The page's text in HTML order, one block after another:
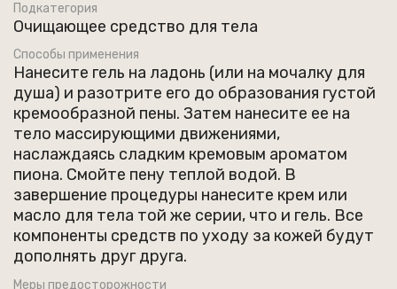
Кокосульфат натрия, входящий в состав, отвечает
за деликатную пену и бережное действие на кожу.
Этот компонент является природной
альтернативой сульфатам, обеспечивая не только
высокую эффективность, но и безопасность.
Пользуясь таким гелем, вы выбираете путь к
здоровью без вреда для окружающей среды.
Рекомендуется для использования как в домашних
условиях, так и в профессиональных салонах.
Подкатегория
Очищающее средство для тела
Способы применения
Нанесите гель на ладонь (или на мочалку для
душа) и разотрите его до образования густой
кремообразной пены. Затем нанесите ее на
тело массирующими движениями,
наслаждаясь сладким кремовым ароматом
пиона. Смойте пену теплой водой. В
завершение процедуры нанесите крем или
масло для тела той же серии, что и гель. Все
компоненты средств по уходу за кожей будут
дополнять друг друга.
Меры предосторожности